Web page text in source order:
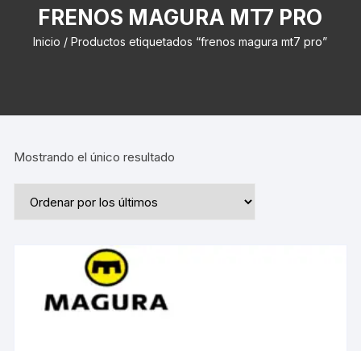
FRENOS MAGURA MT7 PRO
Inicio / Productos etiquetados “frenos magura mt7 pro”
Mostrando el único resultado